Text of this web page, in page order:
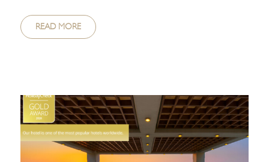
READ MORE